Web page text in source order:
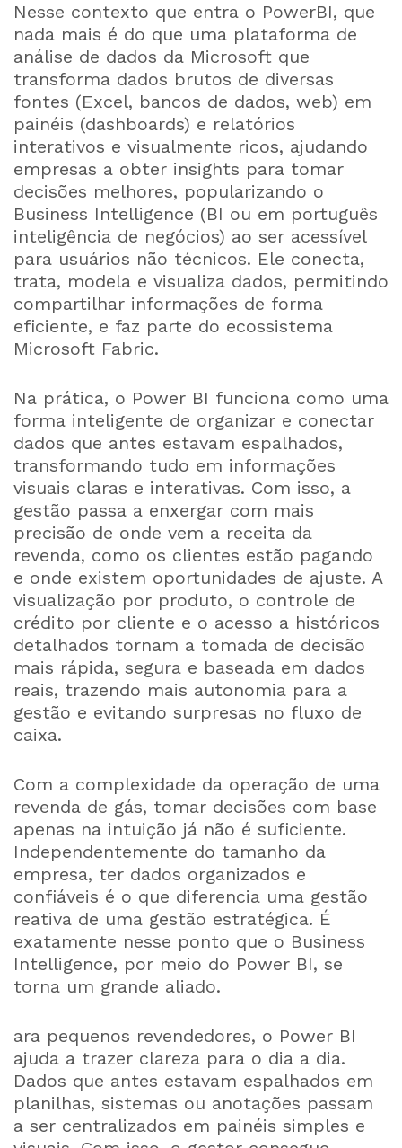
Nesse contexto que entra o PowerBI, que
nada mais é do que uma plataforma de
análise de dados da Microsoft que
transforma dados brutos de diversas
fontes (Excel, bancos de dados, web) em
painéis (dashboards) e relatórios
interativos e visualmente ricos, ajudando
empresas a obter insights para tomar
decisões melhores, popularizando o
Business Intelligence (BI ou em português
inteligência de negócios) ao ser acessível
para usuários não técnicos. Ele conecta,
trata, modela e visualiza dados, permitindo
compartilhar informações de forma
eficiente, e faz parte do ecossistema
Microsoft Fabric.
Na prática, o Power BI funciona como uma
forma inteligente de organizar e conectar
dados que antes estavam espalhados,
transformando tudo em informações
visuais claras e interativas. Com isso, a
gestão passa a enxergar com mais
precisão de onde vem a receita da
revenda, como os clientes estão pagando
e onde existem oportunidades de ajuste. A
visualização por produto, o controle de
crédito por cliente e o acesso a históricos
detalhados tornam a tomada de decisão
mais rápida, segura e baseada em dados
reais, trazendo mais autonomia para a
gestão e evitando surpresas no fluxo de
caixa.
Com a complexidade da operação de uma
revenda de gás, tomar decisões com base
apenas na intuição já não é suficiente.
Independentemente do tamanho da
empresa, ter dados organizados e
confiáveis é o que diferencia uma gestão
reativa de uma gestão estratégica. É
exatamente nesse ponto que o Business
Intelligence, por meio do Power BI, se
torna um grande aliado.
ara pequenos revendedores, o Power BI
ajuda a trazer clareza para o dia a dia.
Dados que antes estavam espalhados em
planilhas, sistemas ou anotações passam
a ser centralizados em painéis simples e